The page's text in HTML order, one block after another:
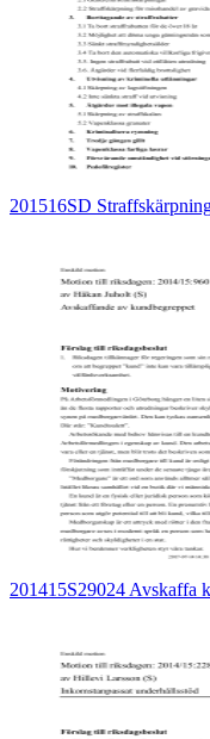
201516SD
201415S29024 Avskaffa